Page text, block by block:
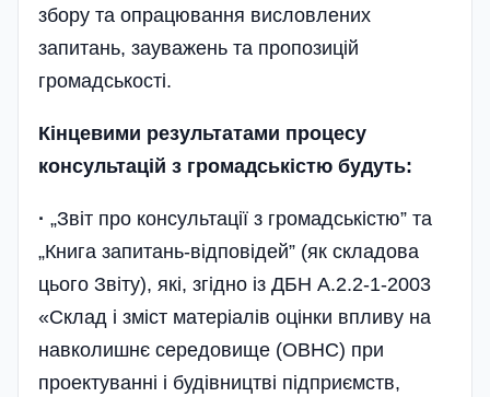
збору та опрацювання висловлених
запитань, зауважень та пропозицій
громадськості.
Кінцевими результатами процесу
консультацій з громадськістю будуть:
· „Звіт про консультації з громадськістю” та
„Книга запитань-відповідей” (як складова
цього Звіту), які, згідно із ДБН А.2.2-1-2003
«Склад і зміст матеріалів оцінки впливу на
навколишнє середовище (ОВНС) при
проектуванні і будівництві підприємств,